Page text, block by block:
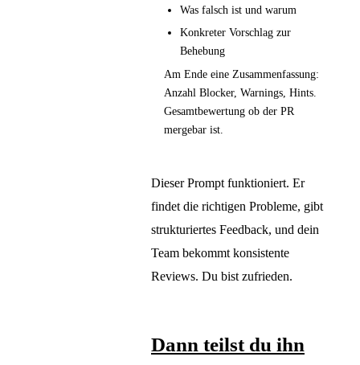
Was falsch ist und warum
Konkreter Vorschlag zur
Behebung
Am Ende eine Zusammenfassung:
Anzahl Blocker, Warnings, Hints.
Gesamtbewertung ob der PR
mergebar ist.
Dieser Prompt funktioniert. Er
findet die richtigen Probleme, gibt
strukturiertes Feedback, und dein
Team bekommt konsistente
Reviews. Du bist zufrieden.
Dann teilst du ihn